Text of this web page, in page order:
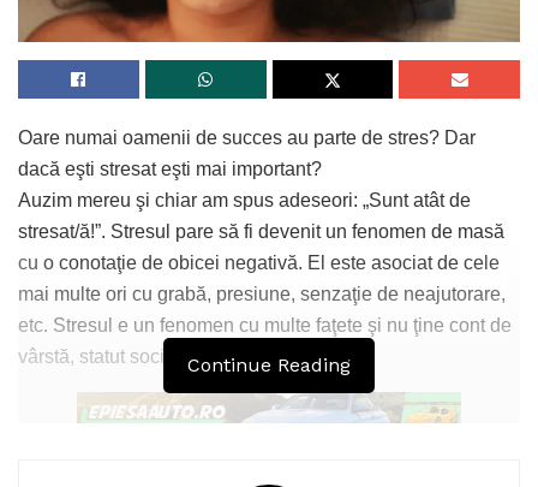
Oare numai oamenii de succes au parte de stres? Dar
dacă eşti stresat eşti mai important?
Auzim mereu şi chiar am spus adeseori: „Sunt atât de
stresat/ă!”. Stresul pare să fi devenit un fenomen de masă
cu o conotaţie de obicei negativă. El este asociat de cele
mai multe ori cu grabă, presiune, senzaţie de neajutorare,
etc. Stresul e un fenomen cu multe faţete şi nu ţine cont de
vârstă, statut social sau ierarhie.
Continue Reading